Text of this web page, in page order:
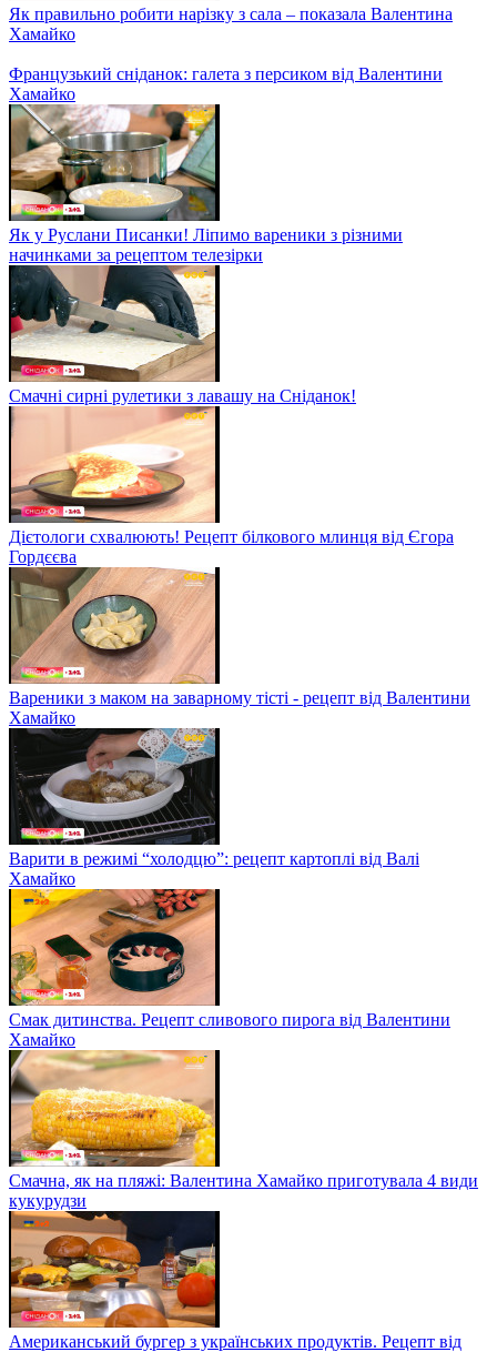
Як правильно робити нарізку з сала – показала Валентина
Хамайко
Французький сніданок: галета з персиком від Валентини
Хамайко
Як у Руслани Писанки! Ліпимо вареники з різними
начинками за рецептом телезірки
Смачні сирні рулетики з лавашу на Сніданок!
Дієтологи схвалюють! Рецепт білкового млинця від Єгора
Гордєєва
Вареники з маком на заварному тісті - рецепт від Валентини
Хамайко
Варити в режимі “холодцю”: рецепт картоплі від Валі
Хамайко
Смак дитинства. Рецепт сливового пирога від Валентини
Хамайко
Смачна, як на пляжі: Валентина Хамайко приготувала 4 види
кукурудзи